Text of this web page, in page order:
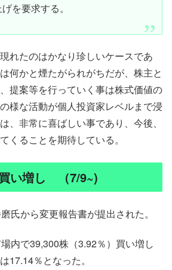
を要求する。
れたのはかなり珍しいケースであ
何かと煙たがられがちだが、株主と
提案等を行っていく事は株式価値の
様な活動が個人投資家レベルまで浸
、非常に喜ばしい事であり、今後、
くることを期待している。
い増し （7/9~)
氏から変更報告書が提出された。
内で39,300株（3.92％）買い増し
17.14％となった。